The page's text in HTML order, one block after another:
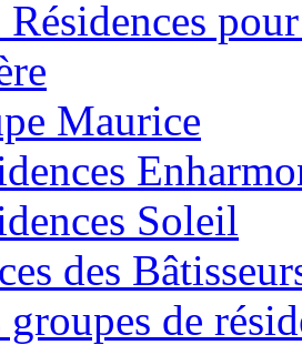
Maurice
Soleil
des
de